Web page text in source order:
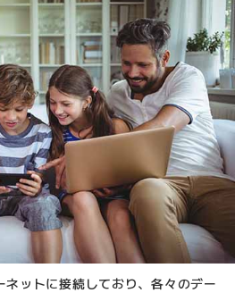
ットに接続しており、各々のデー